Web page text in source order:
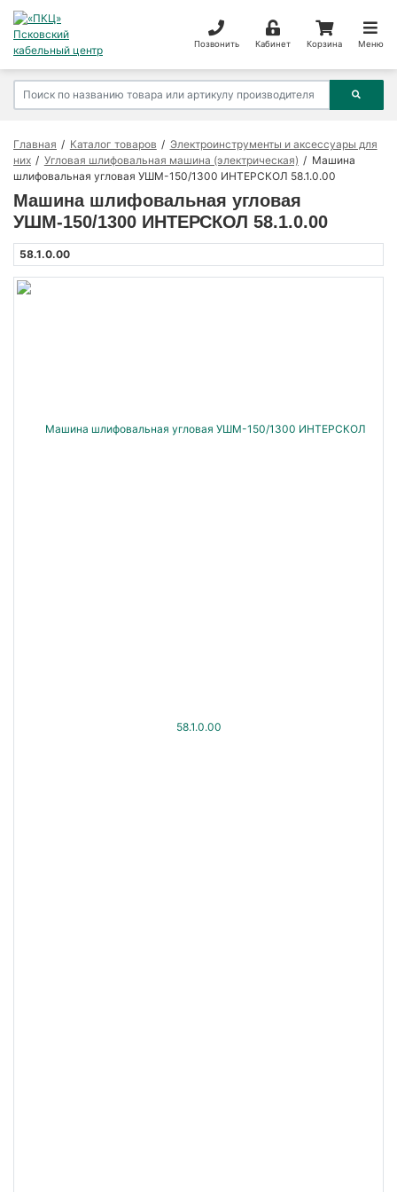
Позвонить Кабинет Корзина Меню
Главная Каталог товаров
Электроинструменты и аксессуары для
них
Угловая шлифовальная машина (электрическая)
Машина
шлифовальная угловая УШМ-150/1300 ИНТЕРСКОЛ 58.1.0.00
Машина шлифовальная угловая
УШМ-150/1300 ИНТЕРСКОЛ 58.1.0.00
58.1.0.00